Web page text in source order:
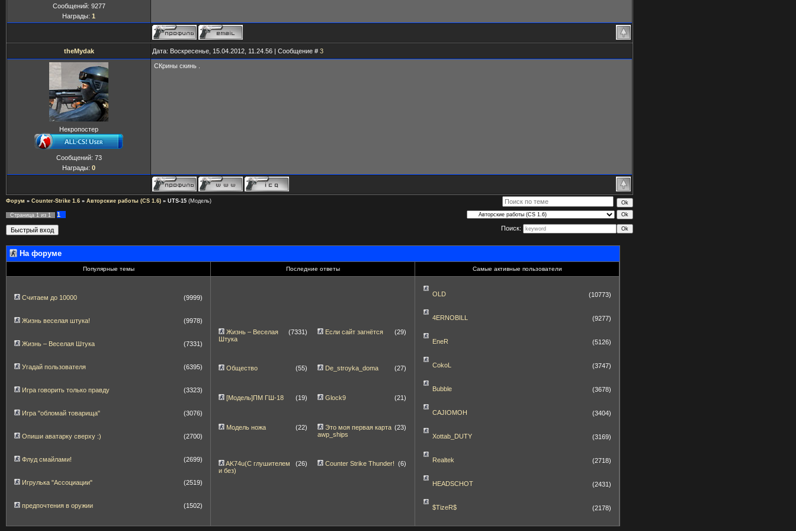
Сообщений: 9277
Награды: 1
theMydak Дата: Воскресенье, 15.04.2012, 11.24.56 | Сообщение # 3
Некропостер
Сообщений: 73
Награды: 0
СКрины скинь .
Форум » Counter-Strike 1.6 » Авторские работы (CS 1.6) » UTS-15 (Модель)
Страница 1 из 1
1
Поиск:
На форуме
Популярные темы Последние ответы Самые активные пользователи
Считаем до 10000 (9999)
Жизнь веселая штука! (9978)
Жизнь – Веселая Штука (7331)
Угадай пользователя (6395)
Игра говорить только правду (3323)
Игра "обломай товарища" (3076)
Опиши аватарку сверху :) (2700)
Флуд смайлами! (2699)
Игрулька "Ассоциации" (2519)
предпочтения в оружии (1502)
Жизнь – Веселая
Штука
(7331) Если сайт загнётся (29)
Общество (55) De_stroyka_doma (27)
[Модель]ПМ ГШ-18 (19) Glock9 (21)
Модель ножа (22)
Это моя первая карта
awp_ships
(23)
AK74u(С глушителем
и без)
(26) Counter Strike Thunder! (6)
OLD (10773)
4ERNOBILL (9277)
EneR (5126)
CokoL (3747)
Bubble (3678)
CAJIOMOH (3404)
Xottab_DUTY (3169)
Realtek (2718)
HEADSCHOT (2431)
$TizeR$ (2178)